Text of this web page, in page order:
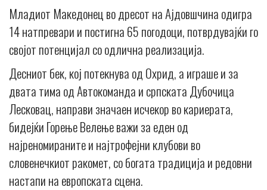
Младиот Македонец во дресот на Ајдовшчина одигра
14 натпревари и постигна 65 погодоци, потврдувајќи го
својот потенцијал со одлична реализација.
Десниот бек, кој потекнува од Охрид, а играше и за
двата тима од Автокоманда и српската Дубочица
Лесковац, направи значаен исчекор во кариерата,
бидејќи Горење Велење важи за еден од
најреномираните и најтрофејни клубови во
словенечкиот ракомет, со богата традиција и редовни
настапи на европската сцена.